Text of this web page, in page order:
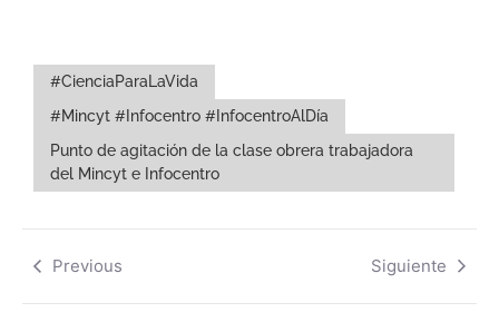
#CienciaParaLaVida
#Mincyt #Infocentro #InfocentroAlDía
Punto de agitación de la clase obrera trabajadora
del Mincyt e Infocentro
Previous Siguiente